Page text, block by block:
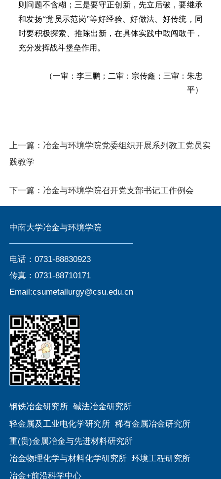
则问题不含糊；三是要守正创新，先立后破，要继承
和发扬“党员示范岗”等好经验、好做法、好传统，同
时要积极探索、推陈出新，在具体实践中敢闯敢干，
充分发挥战斗堡垒作用。
（一审：李三鹏；二审：宗传鑫；三审：朱忠
平）
上一篇： 冶金与环境学院党委组织开展系列教工党员实
践教学
下一篇： 冶金与环境学院召开党支部书记工作例会
中南大学冶金与环境学院
电话：0731-88830923
传真：0731-88710171
Email:csumetallurgy@csu.edu.cn
钢铁冶金研究所 碱法冶金研究所
轻金属及工业电化学研究所 稀有金属冶金研究所
重(贵)金属冶金与先进材料研究所
冶金物理化学与材料化学研究所 环境工程研究所
冶金+前沿科学中心